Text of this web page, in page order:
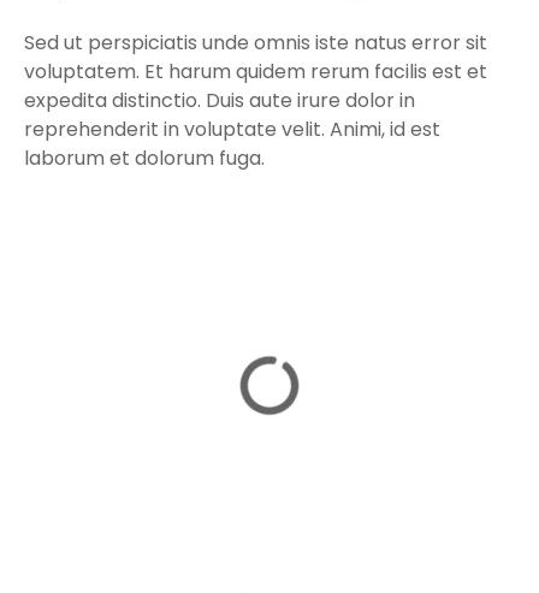
Sed ut perspiciatis unde omnis iste natus error sit
voluptatem. Et harum quidem rerum facilis est et
expedita distinctio. Duis aute irure dolor in
reprehenderit in voluptate velit. Animi, id est
laborum et dolorum fuga.